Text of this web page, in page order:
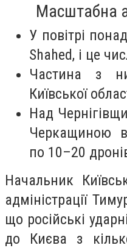
Масштабна
У повітрі
Shahed, і це
Частина з
Київської
Над
Черкащиною
по 10–20
Начальник
адміністрації
що російські
до Києва з